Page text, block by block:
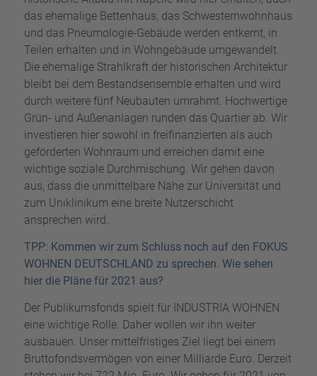
das ehemalige Bettenhaus, das Schwesternwohnhaus
und das Pneumologie-Gebäude werden entkernt, in
Teilen erhalten und in Wohngebäude umgewandelt.
Die ehemalige Strahlkraft der historischen Architektur
bleibt bei dem Bestandsensemble erhalten und wird
durch weitere fünf Neubauten umrahmt. Hochwertige
Grün- und Außenanlagen runden das Quartier ab. Wir
investieren hier sowohl in freifinanzierten als auch
geförderten Wohnraum und erreichen damit eine
wichtige soziale Durchmischung. Wir gehen davon
aus, dass die unmittelbare Nähe zur Universität und
zum Uniklinikum eine breite Nutzerschicht
ansprechen wird.
TPP: Kommen wir zum Schluss noch auf den FOKUS
WOHNEN DEUTSCHLAND zu sprechen. Wie sehen
hier die Pläne für 2021 aus?
Der Publikumsfonds spielt für INDUSTRIA WOHNEN
eine wichtige Rolle. Daher wollen wir ihn weiter
ausbauen. Unser mittelfristiges Ziel liegt bei einem
Bruttofondsvermögen von einer Milliarde Euro. Derzeit